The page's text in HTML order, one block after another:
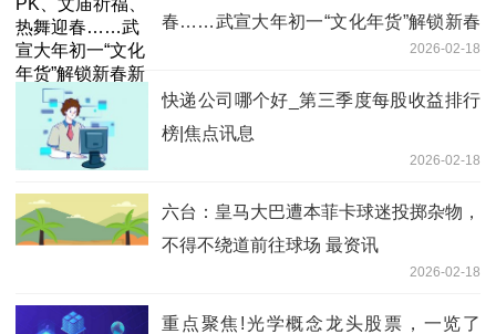
春……武宣大年初一“文化年货”解锁新春
2026-02-18
快递公司哪个好_第三季度每股收益排行
榜|焦点讯息
2026-02-18
六台：皇马大巴遭本菲卡球迷投掷杂物，
不得不绕道前往球场 最资讯
2026-02-18
重点聚焦!光学概念龙头股票，一览了